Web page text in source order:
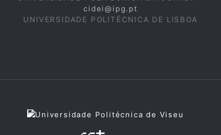
cidei@ipg.pt
UNIVERSIDADE POLITÉCNICA DE LISBOA